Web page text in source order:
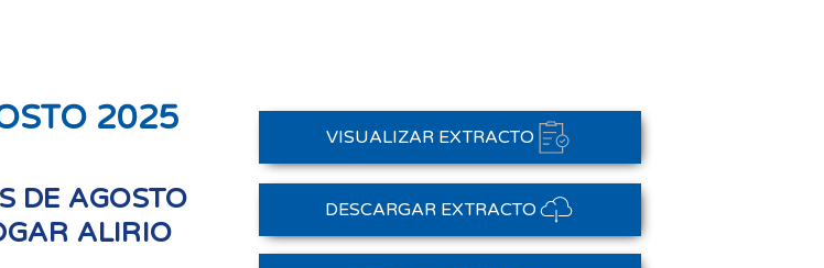
2025
DE AGOSTO
ALIRIO
VISUALIZAR EXTRACTO
DESCARGAR EXTRACTO